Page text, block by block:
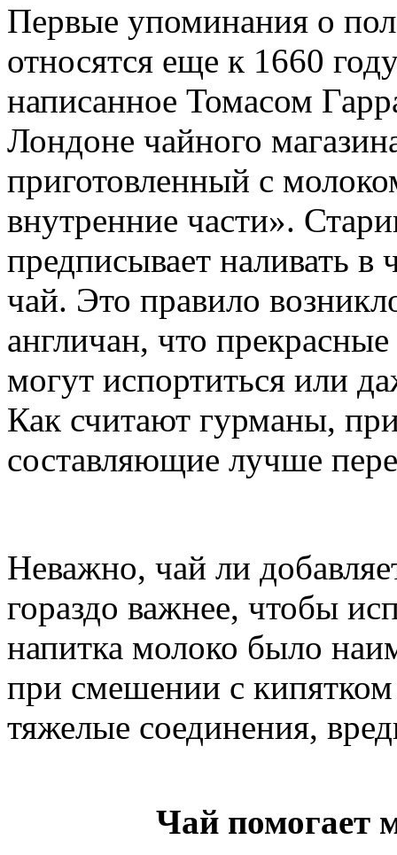
Первые упоминания о
относятся еще к 1660
написанное Томасом
Лондоне чайного
приготовленный с
внутренние части».
предписывает наливать в
чай. Это правило
англичан, что
могут испортиться или
Как считают гурманы,
составляющие лучше
Неважно, чай ли
гораздо важнее, чтобы
напитка молоко было
при смешении с
тяжелые соединения,
Чай помогает